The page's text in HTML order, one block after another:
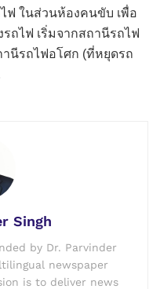
ฟ ในส่วนห้องคนขับ เพื่อ
ถไฟ เริ่มจากสถานีรถไฟ
านีรถไฟอโศก (ที่หยุดรถ
Singh
by Dr. Parvinder
newspaper
is to deliver news